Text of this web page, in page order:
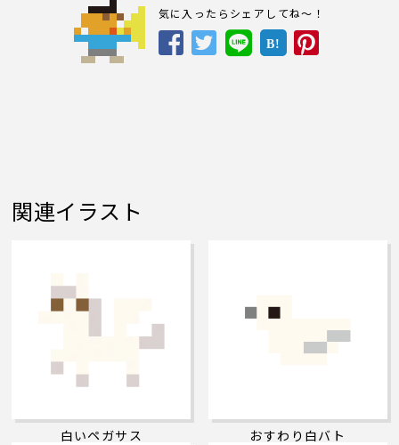
気に入ったらシェアしてね～！
B!
関連イラスト
白いペガサス おすわり白バト